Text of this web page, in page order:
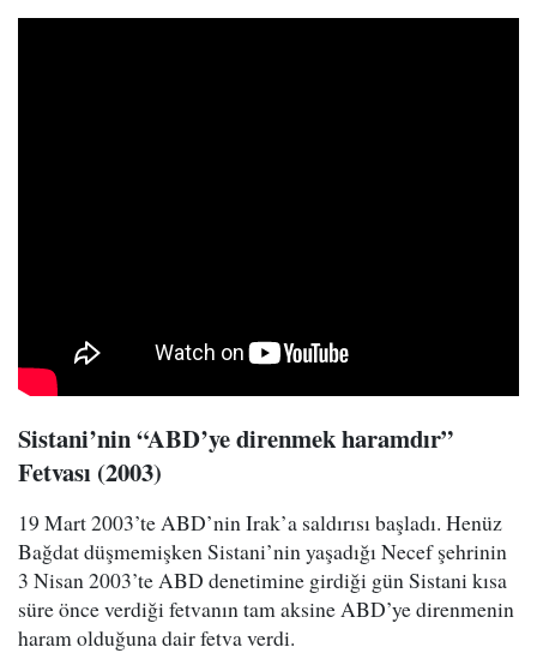
Sistani’nin “ABD’ye direnmek haramdır”
Fetvası (2003)
19 Mart 2003’te ABD’nin Irak’a saldırısı başladı. Henüz
Bağdat düşmemişken Sistani’nin yaşadığı Necef şehrinin
3 Nisan 2003’te ABD denetimine girdiği gün Sistani kısa
süre önce verdiği fetvanın tam aksine ABD’ye direnmenin
haram olduğuna dair fetva verdi.